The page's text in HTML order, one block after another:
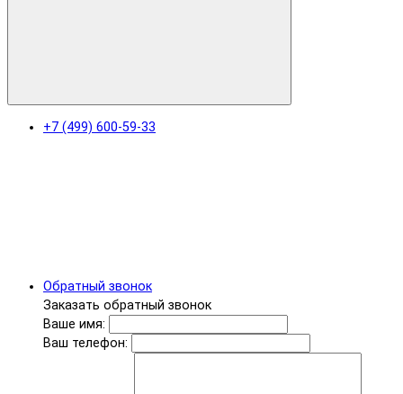
+7 (499) 600-59-33
Обратный звонок
Заказать обратный звонок
Ваше имя:
Ваш телефон: